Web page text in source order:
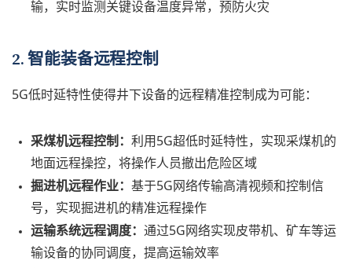
输，实时监测关键设备温度异常，预防火灾
2. 智能装备远程控制
5G低时延特性使得井下设备的远程精准控制成为可能：
采煤机远程控制： 利用5G超低时延特性，实现采煤机的
地面远程操控，将操作人员撤出危险区域
掘进机远程作业： 基于5G网络传输高清视频和控制信
号，实现掘进机的精准远程操作
运输系统远程调度： 通过5G网络实现皮带机、矿车等运
输设备的协同调度，提高运输效率